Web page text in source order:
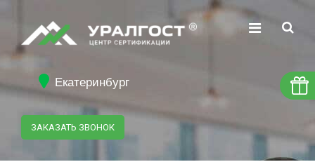
Екатеринбург
ЗАКАЗАТЬ ЗВОНОК